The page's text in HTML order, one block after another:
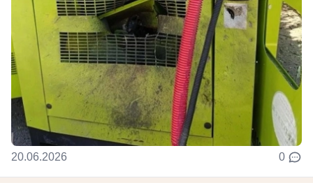
20.06.2026 0